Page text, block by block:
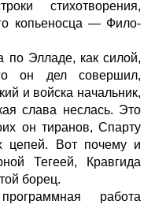
стихотворения,
копьеносца — Фило-
по Элладе, как силой,
он дел совершил,
и войска начальник,
слава неслась. Это
он тиранов, Спарту
цепей. Вот почему и
Тегеей, Кравгида
борец.
работа